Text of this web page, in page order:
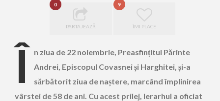
0
PARTAJEAZĂ
9
ÎMI PLACE
Î n ziua de 22 noiembrie, Preasfințitul Părinte
Andrei, Episcopul Covasnei și Harghitei, și-a
sărbătorit ziua de naștere, marcând împlinirea
vârstei de 58 de ani. Cu acest prilej, Ierarhul a oficiat